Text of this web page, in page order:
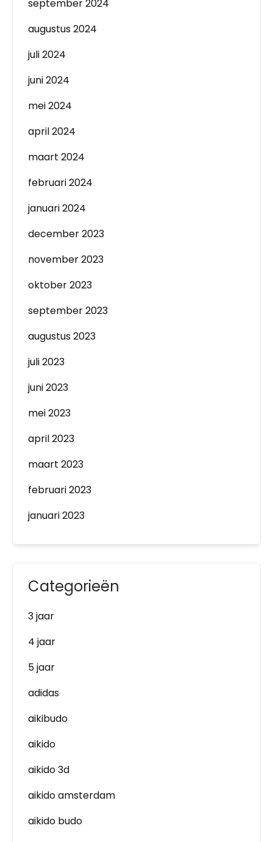
september 2024
augustus 2024
juli 2024
juni 2024
mei 2024
april 2024
maart 2024
februari 2024
januari 2024
december 2023
november 2023
oktober 2023
september 2023
augustus 2023
juli 2023
juni 2023
mei 2023
april 2023
maart 2023
februari 2023
januari 2023
Categorieën
3 jaar
4 jaar
5 jaar
adidas
aikibudo
aikido
aikido 3d
aikido amsterdam
aikido budo